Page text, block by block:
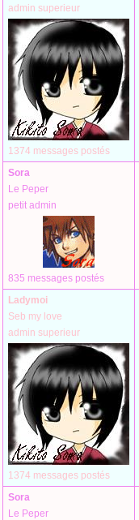
admin superieur
1374 messages postés
Sora
Le Peper
petit admin
835 messages postés
Ladymoi
Seb my love
admin superieur
1374 messages postés
Sora
Le Peper